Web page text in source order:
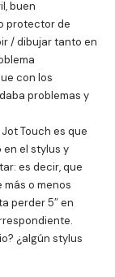
buen
protector de
/ dibujar tanto en
con los
problemas y
Touch es que
el stylus y
es decir, que
o menos
perder 5″ en
¿algún stylus